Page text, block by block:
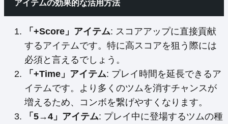
アイテムの効果的な活用方法
「+Score」アイテム: スコアアップに直接貢献
するアイテムです。特に高スコアを狙う際には
必須と言えるでしょう。
「+Time」アイテム: プレイ時間を延長できるア
イテムです。より多くのツムを消すチャンスが
増えるため、コンボを繋げやすくなります。
「5→4」アイテム: プレイ中に登場するツムの種